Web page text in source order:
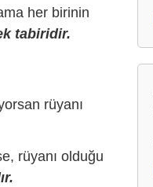
her birinin
tabiridir.
rüyanı
rüyanı olduğu